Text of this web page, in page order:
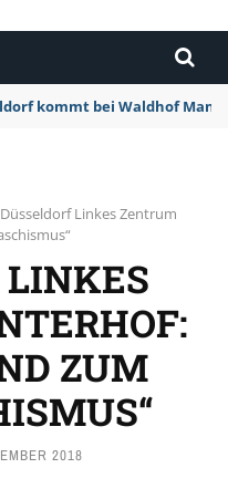
kommt bei Waldhof
Düsseldorf Linkes Zentrum
LINKES
ZUM
2018